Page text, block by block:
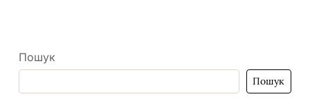
Пошук
Пошук